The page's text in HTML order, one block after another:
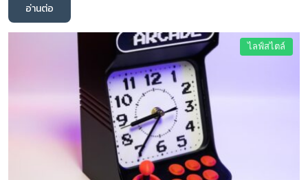
อ่านต่อ
ไลฟ์สไตล์